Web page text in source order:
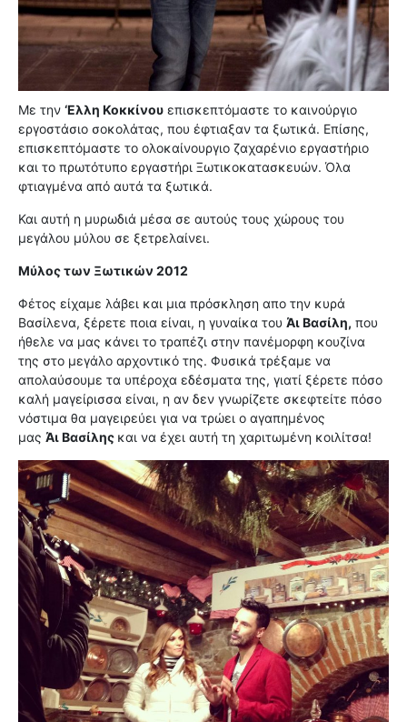
Με την ‘Ελλη Κοκκίνου επισκεπτόμαστε το καινούργιο
εργοστάσιο σοκολάτας, που έφτιαξαν τα ξωτικά. Επίσης,
επισκεπτόμαστε το ολοκαίνουργιο ζαχαρένιο εργαστήριο
και το πρωτότυπο εργαστήρι Ξωτικοκατασκευών. Όλα
φτιαγμένα από αυτά τα ξωτικά.
Και αυτή η μυρωδιά μέσα σε αυτούς τους χώρους του
μεγάλου μύλου σε ξετρελαίνει.
Μύλος των Ξωτικών 2012
Φέτος είχαμε λάβει και μια πρόσκληση απο την κυρά
Βασίλενα, ξέρετε ποια είναι, η γυναίκα του Άι Βασίλη, που
ήθελε να μας κάνει το τραπέζι στην πανέμορφη κουζίνα
της στο μεγάλο αρχοντικό της. Φυσικά τρέξαμε να
απολαύσουμε τα υπέροχα εδέσματα της, γιατί ξέρετε πόσο
καλή μαγείρισσα είναι, η αν δεν γνωρίζετε σκεφτείτε πόσο
νόστιμα θα μαγειρεύει για να τρώει ο αγαπημένος
μας Άι Βασίλης και να έχει αυτή τη χαριτωμένη κοιλίτσα!